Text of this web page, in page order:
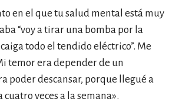
en el que tu salud mental está muy
“voy a tirar una bomba por la
todo el tendido eléctrico”. Me
temor era depender de un
poder descansar, porque llegué a
veces a la semana».